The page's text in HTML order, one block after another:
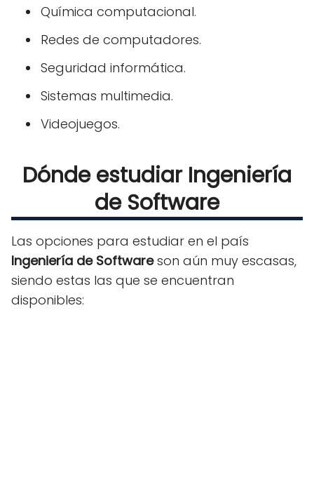
Química computacional.
Redes de computadores.
Seguridad informática.
Sistemas multimedia.
Videojuegos.
Dónde estudiar Ingeniería
de Software
Las opciones para estudiar en el país
Ingeniería de Softwareson aún muy escasas,
siendo estas las que se encuentran
disponibles: